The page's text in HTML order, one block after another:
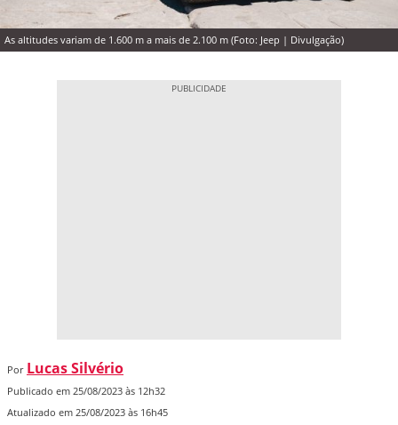
As altitudes variam de 1.600 m a mais de 2.100 m (Foto: Jeep | Divulgação)
Por Lucas Silvério
Publicado em 25/08/2023 às 12h32
Atualizado em 25/08/2023 às 16h45